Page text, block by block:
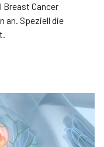
Breast Cancer
an. Speziell die